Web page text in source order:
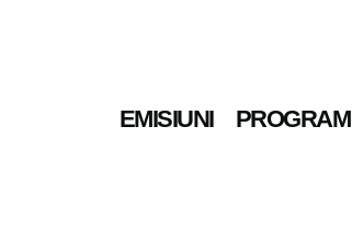
EMISIUNI PROGRAM